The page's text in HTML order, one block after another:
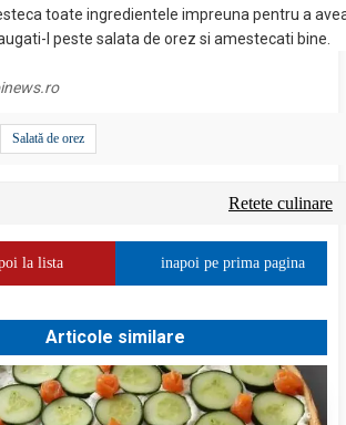
toate ingredientele impreuna pentru a
l peste salata de orez si amestecati bine.
Salată de orez
Retete culinare
la lista inapoi pe prima pagina
Articole similare